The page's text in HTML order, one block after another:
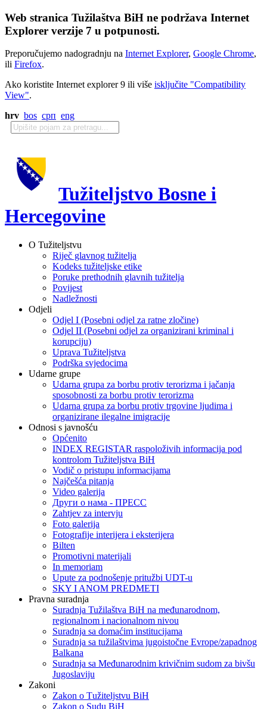
Web stranica Tužilaštva BiH ne podržava Internet
Explorer verzije 7 u potpunosti.
Preporučujemo nadogradnju na Internet Explorer, Google Chrome,
ili Firefox.
Ako koristite Internet explorer 9 ili više isključite "Compatibility
View".
hrv bos срп eng
Tužiteljstvo Bosne i
Hercegovine
O Tužiteljstvu
Riječ glavnog tužitelja
Kodeks tužiteljske etike
Poruke prethodnih glavnih tužitelja
Povijest
Nadležnosti
Odjeli
Odjel I (Posebni odjel za ratne zločine)
Odjel II (Posebni odjel za organizirani kriminal i
korupciju)
Uprava Tužiteljstva
Podrška svjedocima
Udarne grupe
Udarna grupa za borbu protiv terorizma i jačanja
sposobnosti za borbu protiv terorizma
Udarna grupa za borbu protiv trgovine ljudima i
organizirane ilegalne imigracije
Odnosi s javnošću
Općenito
INDEX REGISTAR raspoloživih informacija pod
kontrolom Tužiteljstva BiH
Vodič o pristupu informacijama
Najčešća pitanja
Video galerija
Други о нама - ПРЕСC
Zahtjev za intervju
Foto galerija
Fotografije interijera i eksterijera
Bilten
Promotivni materijali
In memoriam
Upute za podnošenje pritužbi UDT-u
SKY I ANOM PREDMETI
Pravna suradnja
Suradnja Tužilaštva BiH na međunarodnom,
regionalnom i nacionalnom nivou
Suradnja sa domaćim institucijama
Suradnja sa tužilaštvima jugoistočne Evrope/zapadnog
Balkana
Suradnja sa Međunarodnim krivičnim sudom za bivšu
Jugoslaviju
Zakoni
Zakon o Тužiteljstvu BiH
Zakon o Sudu BiH